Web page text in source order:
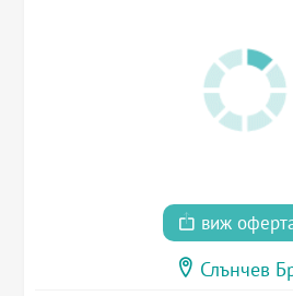
виж
Слънчев